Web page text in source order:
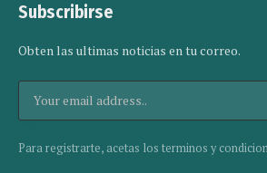
Subscribirse
Obten las ultimas noticias en tu correo.
Para registrarte, acetas los terminos y